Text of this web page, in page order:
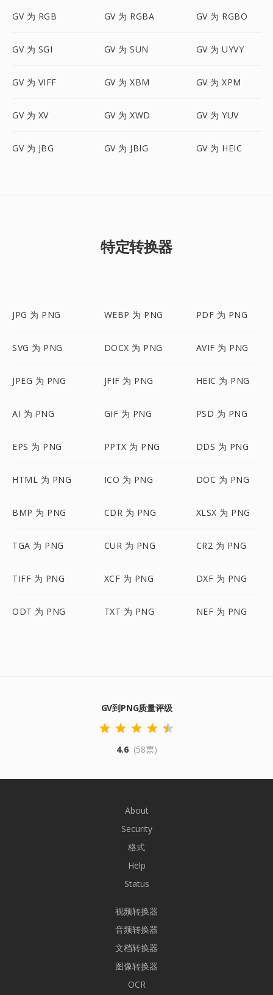
GV 为 RGB GV 为 RGBA GV 为 RGBO
GV 为 SGI GV 为 SUN GV 为 UYVY
GV 为 VIFF GV 为 XBM GV 为 XPM
GV 为 XV GV 为 XWD GV 为 YUV
GV 为 JBG GV 为 JBIG GV 为 HEIC
特定转换器
JPG 为 PNG WEBP 为 PNG PDF 为 PNG
SVG 为 PNG DOCX 为 PNG AVIF 为 PNG
JPEG 为 PNG JFIF 为 PNG HEIC 为 PNG
AI 为 PNG GIF 为 PNG PSD 为 PNG
EPS 为 PNG PPTX 为 PNG DDS 为 PNG
HTML 为 PNG ICO 为 PNG DOC 为 PNG
BMP 为 PNG CDR 为 PNG XLSX 为 PNG
TGA 为 PNG CUR 为 PNG CR2 为 PNG
TIFF 为 PNG XCF 为 PNG DXF 为 PNG
ODT 为 PNG TXT 为 PNG NEF 为 PNG
GV到PNG质量评级
4.6 (58票)
About
Security
格式
Help
Status
视频转换器
音频转换器
文档转换器
图像转换器
OCR